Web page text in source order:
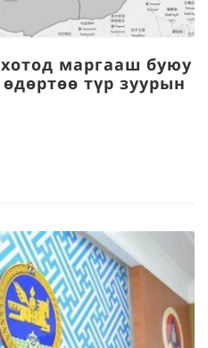
маргааш буюу
түр зуурын